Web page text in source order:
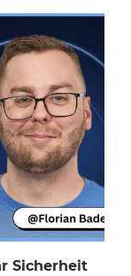
Sicherheit